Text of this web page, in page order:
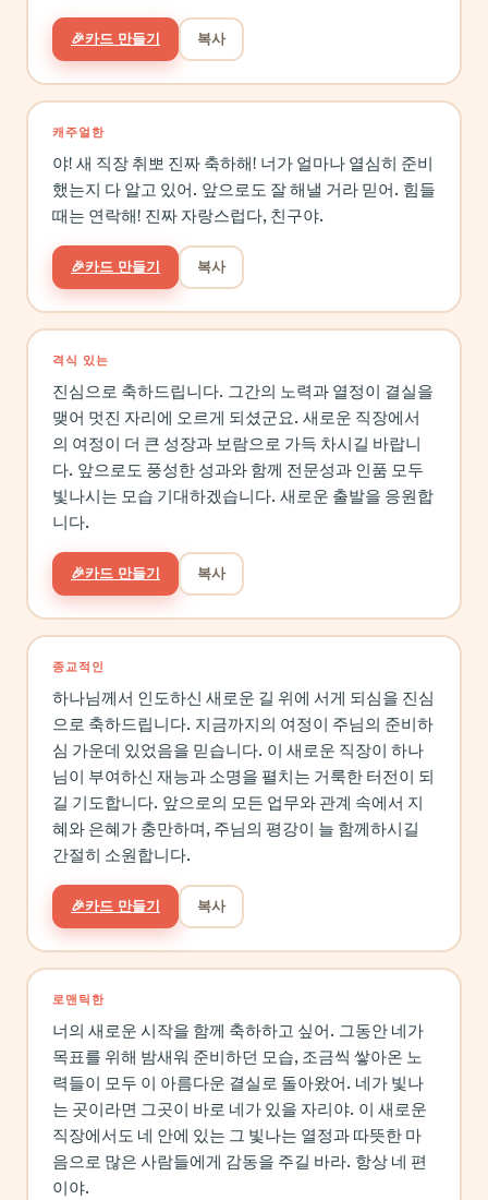
🎉카드 만들기 복사
캐주얼한
야! 새 직장 취뽀 진짜 축하해! 너가 얼마나 열심히 준비
했는지 다 알고 있어. 앞으로도 잘 해낼 거라 믿어. 힘들
때는 연락해! 진짜 자랑스럽다, 친구야.
🎉카드 만들기 복사
격식 있는
진심으로 축하드립니다. 그간의 노력과 열정이 결실을
맺어 멋진 자리에 오르게 되셨군요. 새로운 직장에서
의 여정이 더 큰 성장과 보람으로 가득 차시길 바랍니
다. 앞으로도 풍성한 성과와 함께 전문성과 인품 모두
빛나시는 모습 기대하겠습니다. 새로운 출발을 응원합
니다.
🎉카드 만들기 복사
종교적인
하나님께서 인도하신 새로운 길 위에 서게 되심을 진심
으로 축하드립니다. 지금까지의 여정이 주님의 준비하
심 가운데 있었음을 믿습니다. 이 새로운 직장이 하나
님이 부여하신 재능과 소명을 펼치는 거룩한 터전이 되
길 기도합니다. 앞으로의 모든 업무와 관계 속에서 지
혜와 은혜가 충만하며, 주님의 평강이 늘 함께하시길
간절히 소원합니다.
🎉카드 만들기 복사
로맨틱한
너의 새로운 시작을 함께 축하하고 싶어. 그동안 네가
목표를 위해 밤새워 준비하던 모습, 조금씩 쌓아온 노
력들이 모두 이 아름다운 결실로 돌아왔어. 네가 빛나
는 곳이라면 그곳이 바로 네가 있을 자리야. 이 새로운
직장에서도 네 안에 있는 그 빛나는 열정과 따뜻한 마
음으로 많은 사람들에게 감동을 주길 바라. 항상 네 편
이야.